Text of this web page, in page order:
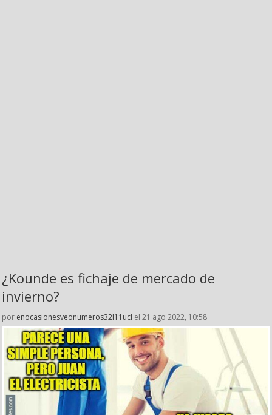
¿Kounde es fichaje de mercado de
invierno?
por enocasionesveonumeros32l11ucl el 21 ago 2022, 10:58